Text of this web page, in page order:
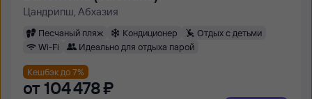
Цандрипш, Абхазия
Песчаный пляж Кондиционер
Отдых с детьми
Wi-Fi
Идеально для отдыха парой
Кешбэк до 7%
от 104 ⁠478 ⁠₽